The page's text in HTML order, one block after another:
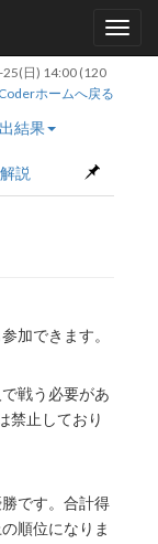
日) 14:00(120
ホームへ戻る
結果
解説
加できます。
戦う必要があ
禁止しており
です。合計得
順位になりま